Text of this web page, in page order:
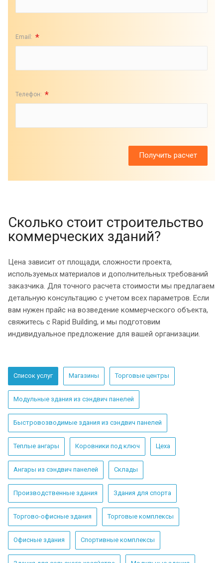
Email: *
Телефон: *
Сколько стоит строительство
коммерческих зданий?
Цена зависит от площади, сложности проекта,
используемых материалов и дополнительных требований
заказчика. Для точного расчета стоимости мы предлагаем
детальную консультацию с учетом всех параметров. Если
вам нужен прайс на возведение коммерческого объекта,
свяжитесь с Rapid Building, и мы подготовим
индивидуальное предложение для вашей организации.
Список услуг Магазины Торговые центры
Модульные здания из сэндвич панелей
Быстровозводимые здания из сэндвич панелей
Теплые ангары Коровники под ключ Цеха
Ангары из сэндвич панелей Склады
Производственные здания Здания для спорта
Торгово-офисные здания Торговые комплексы
Офисные здания Спортивные комплексы